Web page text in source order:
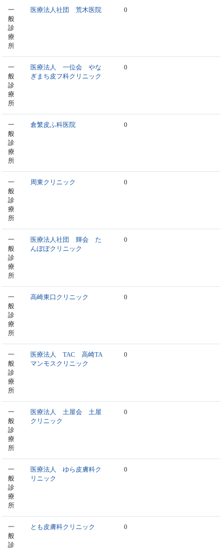
一
般
診
療
所
医療法人社団 荒木医院 0
一
般
診
療
所
医療法人 一位会 やな
ぎまち皮フ科クリニック
0
一
般
診
療
所
倉繁皮ふ科医院 0
一
般
診
療
所
周東クリニック 0
一
般
診
療
所
医療法人社団 輝会 た
んぽぽクリニック
0
一
般
診
療
所
高崎東口クリニック 0
一
般
診
療
所
医療法人 TAC 高崎TA
マンモスクリニック
0
一
般
診
療
所
医療法人 土屋会 土屋
クリニック
0
一
般
診
療
所
医療法人 ゆら皮膚科ク
リニック
0
一
般
診
とも皮膚科クリニック 0